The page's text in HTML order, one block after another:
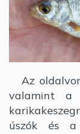
Az
valamint a
úszók és a